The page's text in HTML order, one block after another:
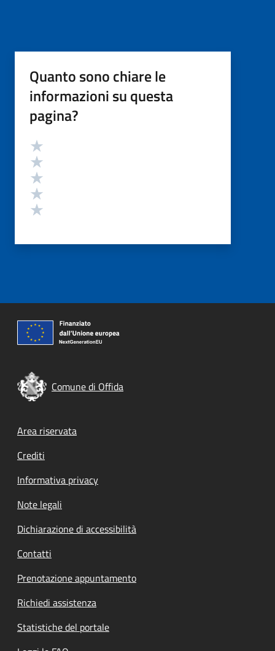
Quanto sono chiare le
informazioni su questa
pagina?
Valutazione
Comune di Offida
Footer menu
Area riservata
Crediti
Informativa privacy
Note legali
Dichiarazione di accessibilità
Contatti
Prenotazione appuntamento
Richiedi assistenza
Statistiche del portale